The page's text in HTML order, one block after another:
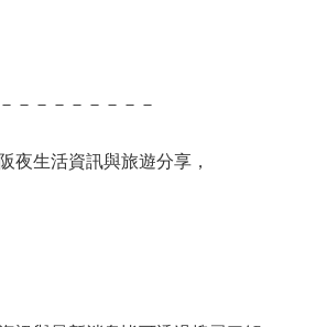
－－－－－－－－
夜生活資訊與旅遊分享，